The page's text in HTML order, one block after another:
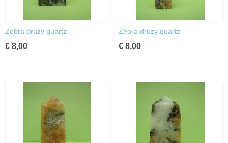
Zebra druzy quartz
€ 8,00
Zebra druzy quartz
€ 8,00